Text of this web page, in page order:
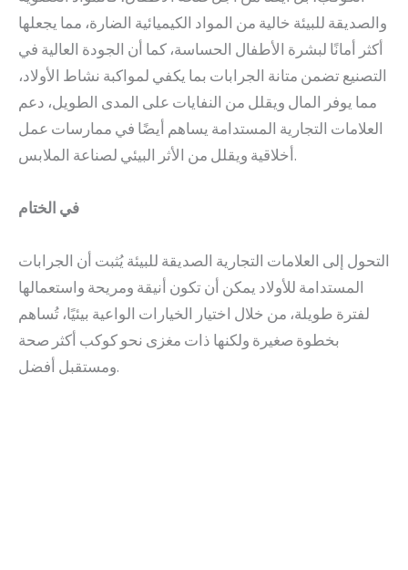
والصديقة للبيئة خالية من المواد الكيميائية الضارة، مما يجعلها
أكثر أمانًا لبشرة الأطفال الحساسة، كما أن الجودة العالية في
التصنيع تضمن متانة الجرابات بما يكفي لمواكبة نشاط الأولاد،
مما يوفر المال ويقلل من النفايات على المدى الطويل، دعم
العلامات التجارية المستدامة يساهم أيضًا في ممارسات عمل
أخلاقية ويقلل من الأثر البيئي لصناعة الملابس.
في الختام
التحول إلى العلامات التجارية الصديقة للبيئة يُثبت أن الجرابات
المستدامة للأولاد يمكن أن تكون أنيقة ومريحة واستعمالها
لفترة طويلة، من خلال اختيار الخيارات الواعية بيئيًا، تُساهم
بخطوة صغيرة ولكنها ذات مغزى نحو كوكب أكثر صحة
ومستقبل أفضل.